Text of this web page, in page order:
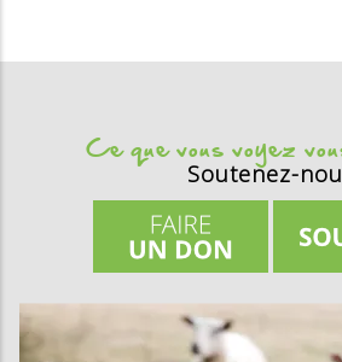
Ce que vous voyez
Soutenez-